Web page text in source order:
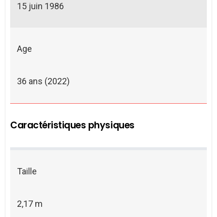
15 juin 1986
Age
36 ans (2022)
Caractéristiques physiques
Taille
2,17 m